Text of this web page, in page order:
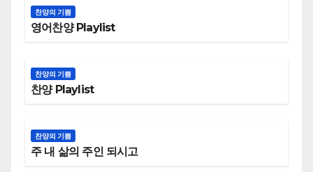
찬양의 기쁨
영어찬양 Playlist
찬양의 기쁨
찬양 Playlist
찬양의 기쁨
주 내 삶의 주인 되시고